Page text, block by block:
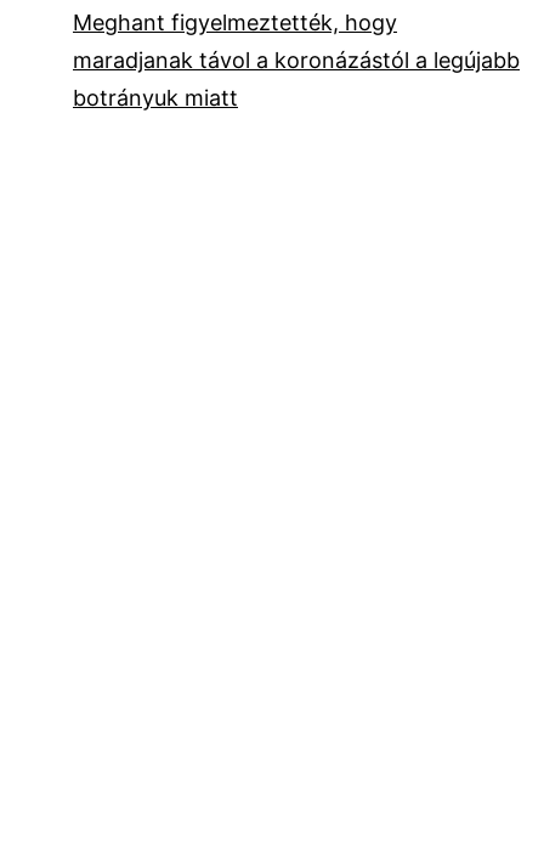
Meghant figyelmeztették, hogy
maradjanak távol a koronázástól a legújabb
botrányuk miatt